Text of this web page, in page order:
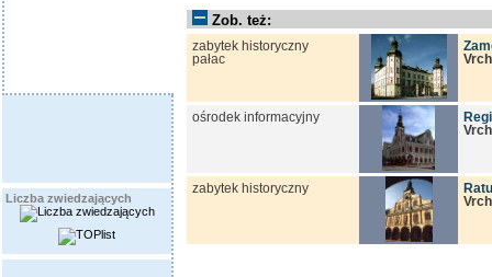
Liczba zwiedzających
Zob. też:
zabytek historyczny
pałac
ośrodek informacyjny
zabytek historyczny